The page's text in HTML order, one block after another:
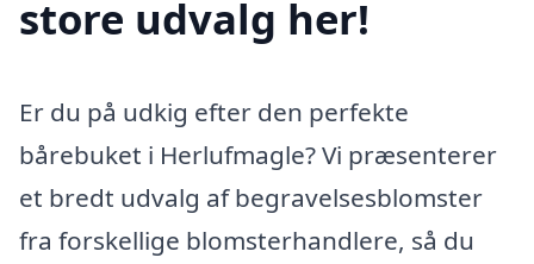
store udvalg her!
Er du på udkig efter den perfekte
bårebuket i Herlufmagle? Vi præsenterer
et bredt udvalg af begravelsesblomster
fra forskellige blomsterhandlere, så du